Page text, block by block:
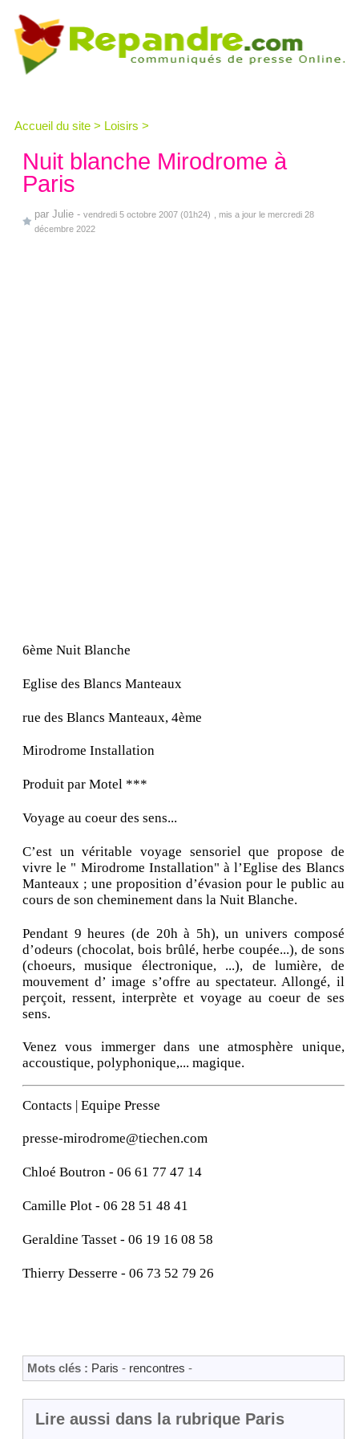
Accueil du site > Loisirs >
Nuit blanche Mirodrome à
Paris
par Julie - vendredi 5 octobre 2007 (01h24)
, mis a jour le mercredi 28
décembre 2022
6ème Nuit Blanche
Eglise des Blancs Manteaux
rue des Blancs Manteaux, 4ème
Mirodrome Installation
Produit par Motel ***
Voyage au coeur des sens...
C’est un véritable voyage sensoriel que propose de
vivre le " Mirodrome Installation" à l’Eglise des Blancs
Manteaux ; une proposition d’évasion pour le public au
cours de son cheminement dans la Nuit Blanche.
Pendant 9 heures (de 20h à 5h), un univers composé
d’odeurs (chocolat, bois brûlé, herbe coupée...), de sons
(choeurs, musique électronique, ...), de lumière, de
mouvement d’ image s’offre au spectateur. Allongé, il
perçoit, ressent, interprète et voyage au coeur de ses
sens.
Venez vous immerger dans une atmosphère unique,
accoustique, polyphonique,... magique.
Contacts | Equipe Presse
presse-mirodrome@tiechen.com
Chloé Boutron - 06 61 77 47 14
Camille Plot - 06 28 51 48 41
Geraldine Tasset - 06 19 16 08 58
Thierry Desserre - 06 73 52 79 26
Mots clés : Paris - rencontres -
Lire aussi dans la rubrique Paris